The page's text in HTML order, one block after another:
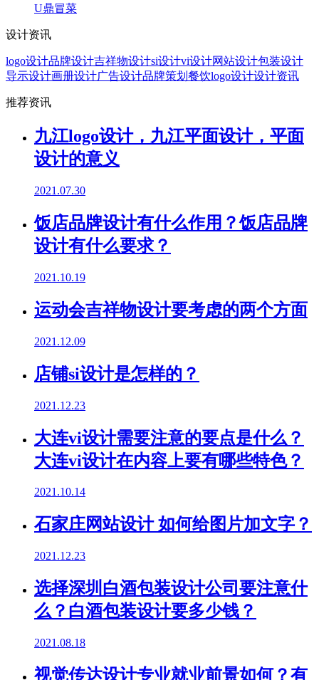
U鼎冒菜
设计资讯
logo设计品牌设计吉祥物设计si设计vi设计网站设计包装设计
导示设计画册设计广告设计品牌策划 餐饮logo设计设计资讯
推荐资讯
九江logo设计，九江平面设计，平面
设计的意义
2021.07.30
饭店品牌设计有什么作用？饭店品牌
设计有什么要求？
2021.10.19
运动会吉祥物设计要考虑的两个方面
2021.12.09
店铺si设计是怎样的？
2021.12.23
大连vi设计需要注意的要点是什么？
大连vi设计在内容上要有哪些特色？
2021.10.14
石家庄网站设计 如何给图片加文字？
2021.12.23
选择深圳白酒包装设计公司要注意什
么？白酒包装设计要多少钱？
2021.08.18
视觉传达设计专业就业前景如何？有